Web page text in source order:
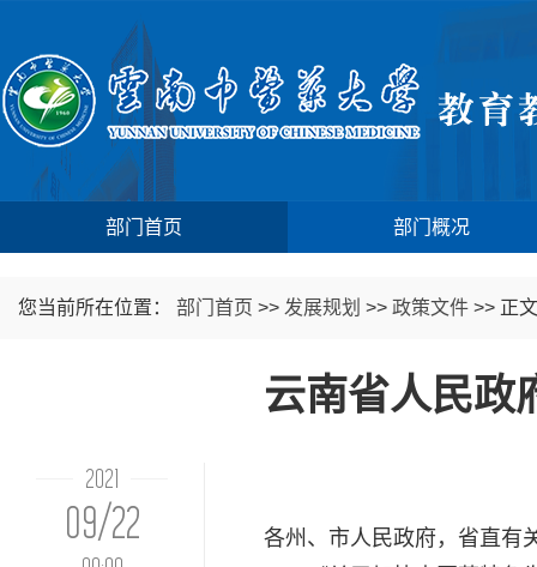
部门首页 部门概况
您当前所在位置： 部门首页 >> 发展规划 >> 政策文件 >> 正文
2021
09/22
云南省人民政
各州、市人民政府，省直有